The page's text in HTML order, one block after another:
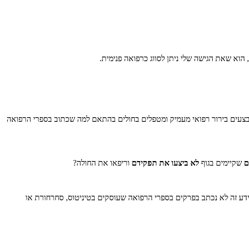
הוא שאת הגישה שלי ניתן לסווג כרפואה פנימית.
בירור רפואי מעמיק ומטפלים בחולים בהתאם למה שכתוב בספרי הרפואה
שקיימים בגוף לא ביצעו את תפקידם וריפאו את החולה?
זה לא נכתב בפרקים בספרי הרפואה שעוסקים בטיניטוס, סחרחורת או